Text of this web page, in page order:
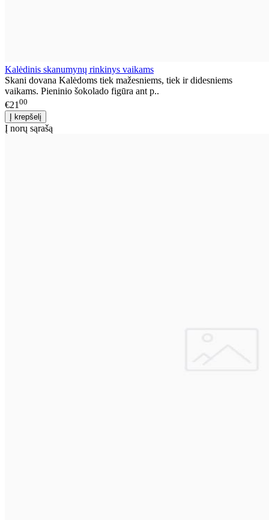
Kalėdinis skanumynų rinkinys vaikams
Skani dovana Kalėdoms tiek mažesniems, tiek ir didesniems
vaikams. Pieninio šokolado figūra ant p..
€21 00
Į norų sąrašą